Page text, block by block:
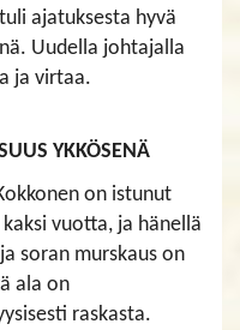
ajatuksesta hyvä
Uudella johtajalla
ja virtaa.
YKKÖSENÄ
on istunut
vuotta, ja hänellä
soran murskaus on
ala on
raskasta.